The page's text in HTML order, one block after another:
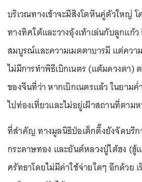
บริเวณทางเข้าจะมีสิงโตหินคู่ตัวใหญ่
ทางทิศใต้และวางอุ้งเท้าเล่นกับลูกแก้
สมบูรณ์และความเมตตาบารมี แต่คว
ไม่มีการทำพิธีเบิกเนตร (แต้มดวงตา)
ของจีนที่ว่า หากเบิกเนตรแล้ว ในยาม
ไปท่องเที่ยวและไม่อยู่เฝ้าสถานที่ตาม
ที่สำคัญ ทางมูลนิธิป่อเต็กตึ๊งยังจัดบริก
กระดาษทอง และยันต์หลวงปู่ไต้ฮง (
ศรัทธาโดยไม่มีค่าใช้จ่ายใดๆ อีกด้วย